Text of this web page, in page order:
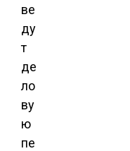
ве
ду
т
де
ло
ву
ю
пе